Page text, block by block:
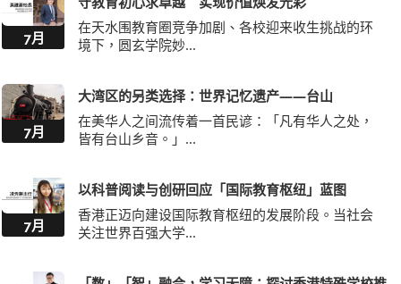
7月
在天水围教育圈竞争加剧、各校迎来收生挑战的环
境下，圆玄学院妙...
7月
大湾区的另类选择：世界记忆遗产——台山
在美华人之间流传着一首民谚：「凡有华人之处，
皆有台山乡音。」...
7月
以科普阅读与创研回应「国际教育枢纽」蓝图
香港正迈向建设国际教育枢纽的发展阶段。当社会
关注世界百强大学...